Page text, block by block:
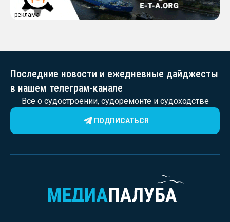
реклама
Последние новости и ежедневные дайджесты
в нашем телеграм-канале
Все о судостроении, судоремонте и судоходстве
ПОДПИСАТЬСЯ